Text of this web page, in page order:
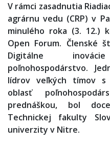
V rámci zasadnutia
agrárnu vedu (CRP) v
minulého roka (3. 12.)
Open Forum. Členské
Digitálne
poľnohospodárstvo.
lídrov veľkých tímov s
oblasť
prednáškou, bol
Technickej fakulty
univerzity v Nitre.